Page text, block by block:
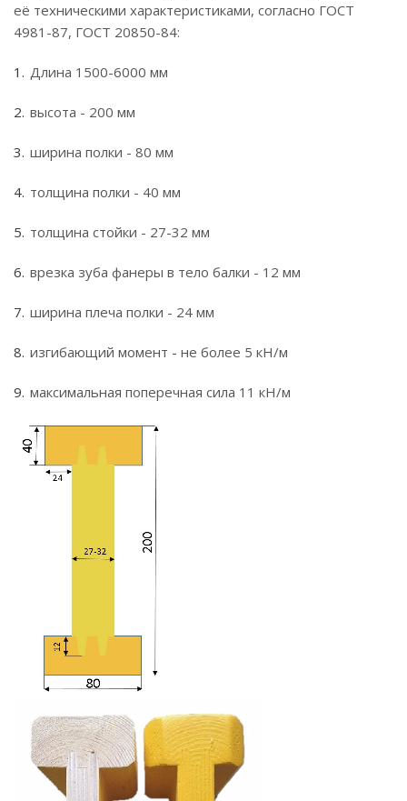
её техническими характеристиками, согласно ГОСТ
4981-87, ГОСТ 20850-84:
Длина 1500-6000 мм
высота - 200 мм
ширина полки - 80 мм
толщина полки - 40 мм
толщина стойки - 27-32 мм
врезка зуба фанеры в тело балки - 12 мм
ширина плеча полки - 24 мм
изгибающий момент - не более 5 кН/м
максимальная поперечная сила 11 кН/м